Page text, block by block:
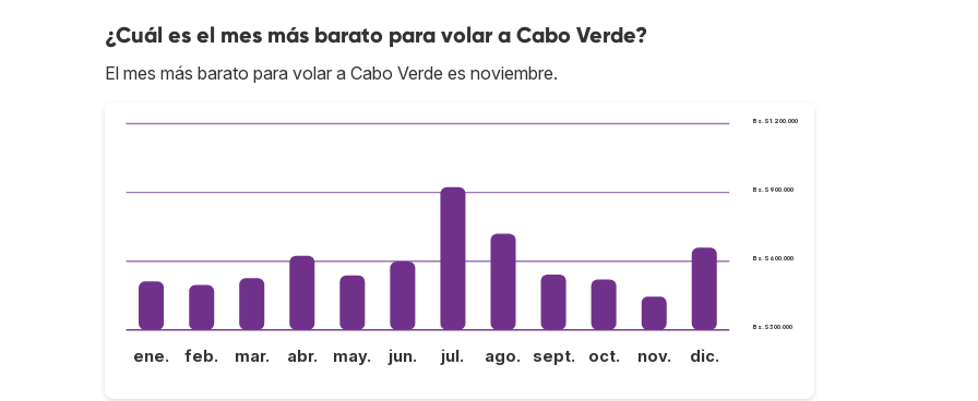
¿Cuál es el mes más barato para volar a Cabo Verde?
El mes más barato para volar a Cabo Verde es noviembre.
Bs.S300.000
Bs.S600.000
Bs.S900.000
Bs.S1.200.000
ene. feb. mar. abr. may. jun. jul. ago. sept. oct. nov. dic.